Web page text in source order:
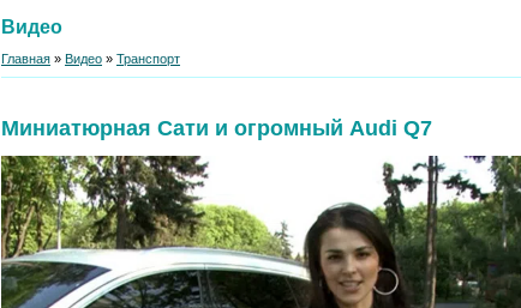
Видео
Главная » Видео » Транспорт
Миниатюрная Сати и огромный Audi Q7